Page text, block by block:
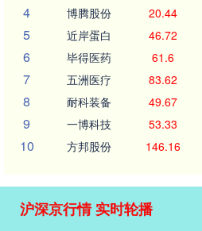
4 博腾股份 20.44
5 近岸蛋白 46.72
6 毕得医药 61.6
7 五洲医疗 83.62
8 耐科装备 49.67
9 一博科技 53.33
10 方邦股份 146.16
沪深京行情 实时轮播